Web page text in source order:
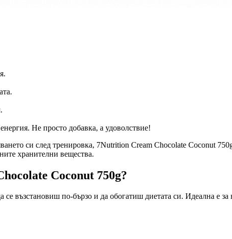
Не просто добавка, а удоволствие!
си след тренировка, 7Nutrition Cream Chocolate Coconut
хранителни вещества.
Coconut 750g?
възстановиш по-бързо и да обогатиш диетата си. Идеална е